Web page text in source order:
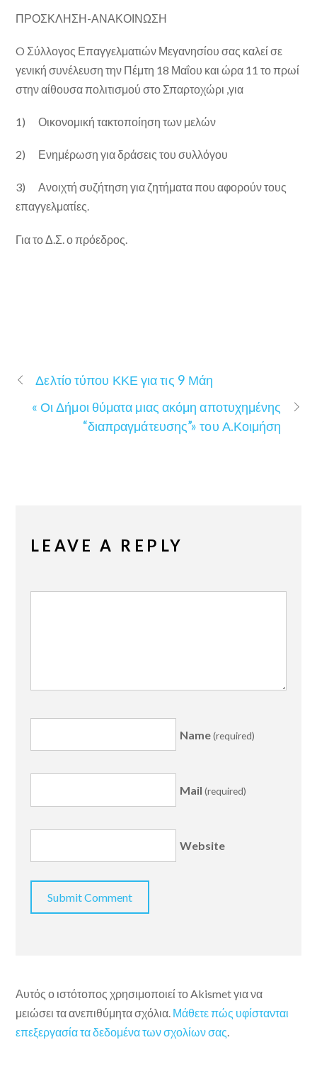
ΠΡΟΣΚΛΗΣΗ-ΑΝΑΚΟΙΝΩΣΗ
O Σύλλογος Επαγγελματιών Μεγανησίου σας καλεί σε
γενική συνέλευση την Πέμτη 18 Μαΐου και ώρα 11 το πρωί
στην αίθουσα πολιτισμού στο Σπαρτοχώρι ,για
1) Οικονομική τακτοποίηση των μελών
2) Ενημέρωση για δράσεις του συλλόγου
3) Ανοιχτή συζήτηση για ζητήματα που αφορούν τους
επαγγελματίες.
Για το Δ.Σ. ο πρόεδρος.
Δελτίο τύπου ΚΚΕ για τις 9 Μάη
« Οι Δήμοι θύματα μιας ακόμη αποτυχημένης
“διαπραγμάτευσης”» του Α.Κοιμήση
LEAVE A REPLY
Name(required)
Mail (required)
Website
Αυτός ο ιστότοπος χρησιμοποιεί το Akismet για να
μειώσει τα ανεπιθύμητα σχόλια. Μάθετε πώς υφίστανται
επεξεργασία τα δεδομένα των σχολίων σας.